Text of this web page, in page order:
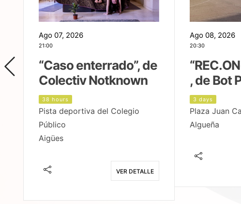
Ago 07, 2026
21:00
“Caso enterrado”, de
Colectiv Notknown
38 hours
Pista deportiva del Colegio
Público
Aigües
VER DETALLE
Ago 08, 2026
20:30
, de Bot
3 days
Plaza Juan
Algueña